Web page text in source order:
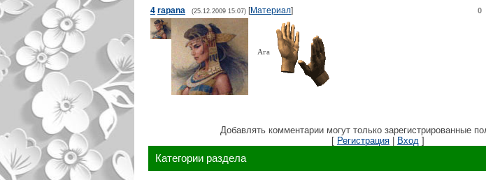
0
4 rapana (25.12.2009 15:07) [Материал]
Ага
Добавлять комментарии могут только зарегистрированные
[ Регистрация | Вход ]
Категории раздела